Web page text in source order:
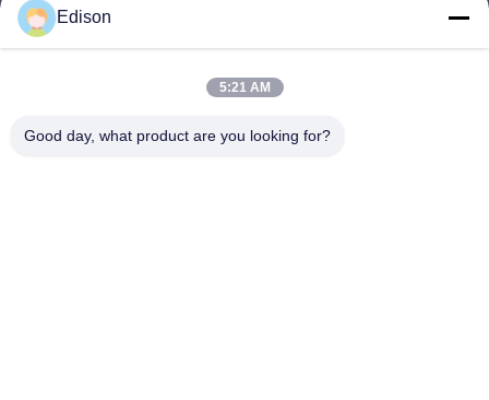
edisonzhan666@163.com
Edison
5:21 AM
Good day, what product are you looking for?